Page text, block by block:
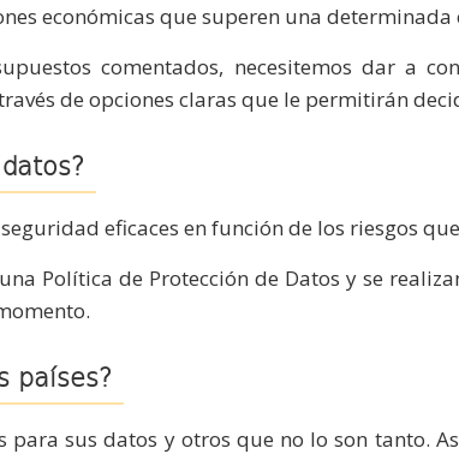
económicas que superen una determinada
comentados, necesitemos dar a
de opciones claras que le permitirán
eficaces en función de los riesgos
Política de Protección de Datos y se
países?
para sus datos y otros que no lo son tanto.